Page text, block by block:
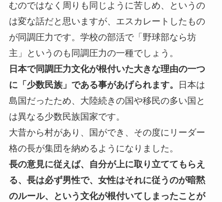
むのではなく周りも同じように苦しめ、というの
は変な話だと思いますが、エスカレートしたもの
が同調圧力です。学校の部活で「野球部なら坊
主」というのも同調圧力の一種でしょう。
日本で同調圧力文化が根付いた大きな理由の一つ
に「少数民族」である事があげられます。
日本は
島国だったため、大陸続きの国や移民の多い国と
は異なる少数民族国家です。
大昔から村があり、国ができ、その度にリーダー
格の長が集団を納めるようになりました。
長の意見に従えば、自分が上に取り立ててもらえ
る、長は必ず男性で、女性はそれに従うのが暗黙
のルール、という文化が根付いてしまったことが